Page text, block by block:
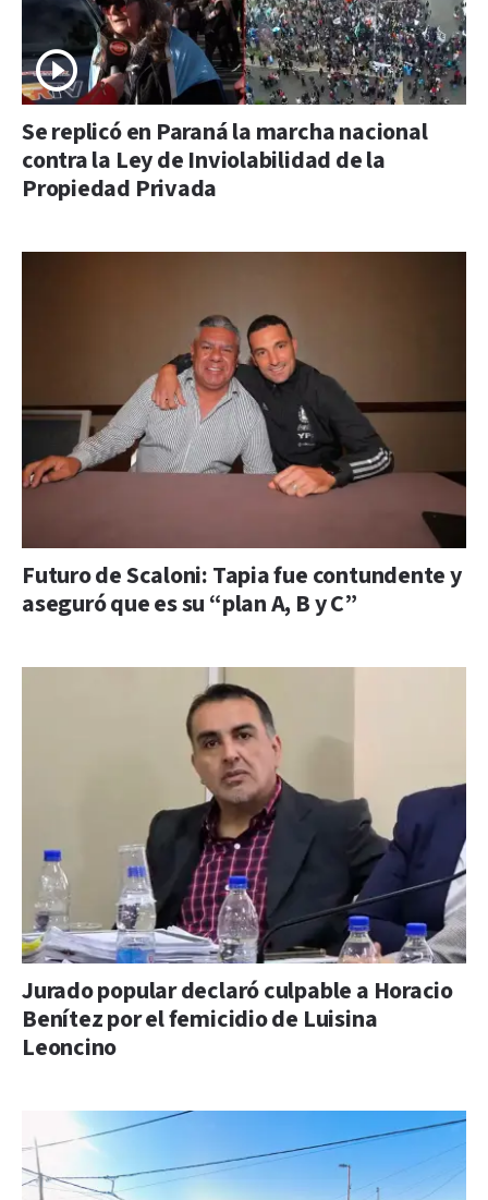
Se replicó en Paraná la marcha nacional
contra la Ley de Inviolabilidad de la
Propiedad Privada
Futuro de Scaloni: Tapia fue contundente y
aseguró que es su “plan A, B y C”
Jurado popular declaró culpable a Horacio
Benítez por el femicidio de Luisina
Leoncino